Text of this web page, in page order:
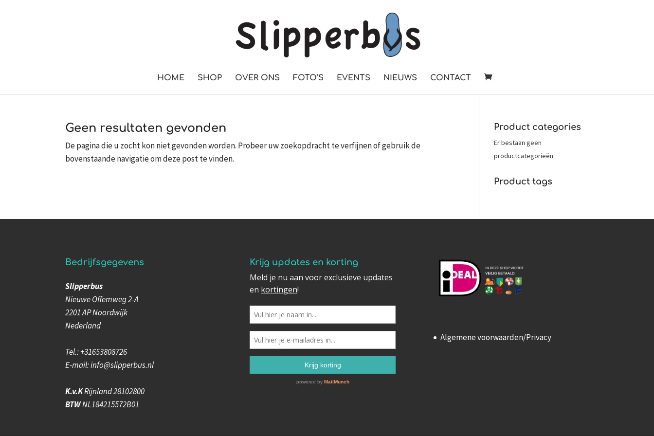
HOME SHOP OVER ONS FOTO’S EVENTS NIEUWS CONTACT
geen resultaten gevonden
De pagina die u zocht kon niet gevonden worden. Probeer uw zoekopdracht te verfijnen of gebruik de
bovenstaande navigatie om deze post te vinden.
product categories
Er bestaan geen
productcategorieën.
product tags
bedrijfsgegevens
Slipperbus
Nieuwe Offemweg 2-A
2201 APNoordwijk
Nederland
Tel.:+31653808726
E-mail:info@slipperbus.nl
K.v.KRijnland 28102800
BTWNL184215572B01
krijg updates en korting
Algemene voorwaarden/Privacy